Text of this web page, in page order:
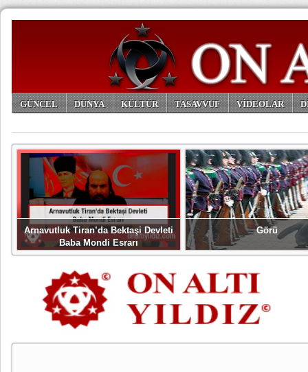
GÜNCEL DÜNYA KÜLTÜR TASAVVUF VİDEOLAR
Arnavutluk Tiran’da Bektaşi Devleti
Baba Mondi Esrarı
Görü